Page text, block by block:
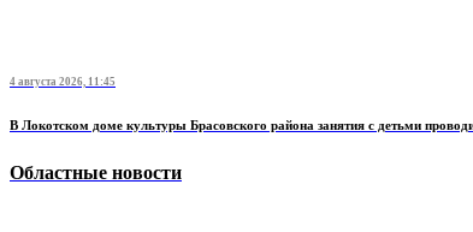
4 августа 2026, 11:45
В Локотском доме культуры Брасовского района занятия с детьми
Областные новости